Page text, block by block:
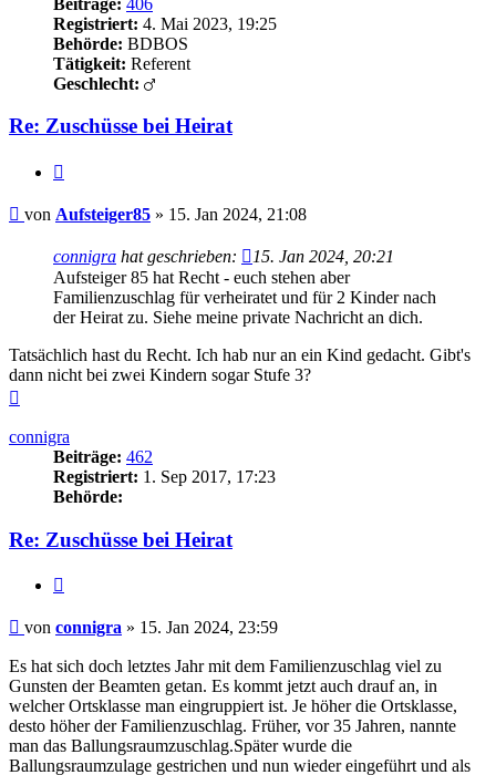
Registriert: 4. Mai 2023, 19:25
Behörde: BDBOS
Tätigkeit: Referent
Geschlecht:
Re: Zuschüsse bei Heirat
Beitrag
von Aufsteiger85 » 15. Jan 2024, 21:08
connigra hat geschrieben:
15. Jan 2024, 20:21
Aufsteiger 85 hat Recht - euch stehen aber
Familienzuschlag für verheiratet und für 2 Kinder nach
der Heirat zu. Siehe meine private Nachricht an dich.
Tatsächlich hast du Recht. Ich hab nur an ein Kind gedacht. Gibt's
dann nicht bei zwei Kindern sogar Stufe 3?
connigra
Beiträge: 462
Registriert: 1. Sep 2017, 17:23
Behörde:
Re: Zuschüsse bei Heirat
Beitrag
von connigra » 15. Jan 2024, 23:59
Es hat sich doch letztes Jahr mit dem Familienzuschlag viel zu
Gunsten der Beamten getan. Es kommt jetzt auch drauf an, in
welcher Ortsklasse man eingruppiert ist. Je höher die Ortsklasse,
desto höher der Familienzuschlag. Früher, vor 35 Jahren, nannte
man das Ballungsraumzuschlag.Später wurde die
Ballungsraumzulage gestrichen und nun wieder eingeführt und als